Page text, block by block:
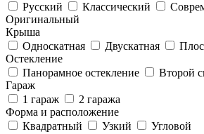
Русский
Классический
Оригинальный
Крыша
Односкатная
Двускатная
Остекление
Панорамное остекление
Второй
Гараж
1 гараж
2 гаража
Форма и расположение
Квадратный
Узкий
Угловой